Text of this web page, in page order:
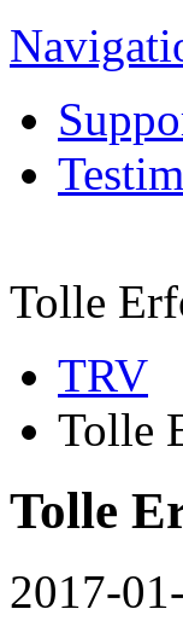
Tolle
TRV
Tolle
Tolle
2017-